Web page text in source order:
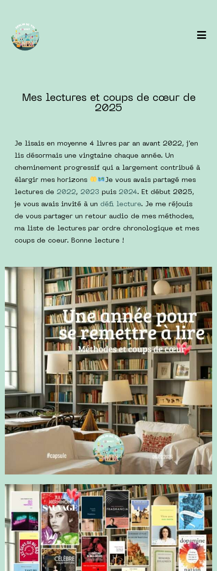
Mes lectures et coups de cœur de
2025
Je lisais en moyenne 4 livres par an avant 2022, j’en
lis désormais une vingtaine chaque année. Un
cheminement progressif qui a largement contribué à
élargir mes horizons
Je vous avais partagé mes
lectures de 2022, 2023 puis 2024. Et début 2025,
je vous avais invité à un défi lecture. Je me réjouis
de vous partager un retour audio de mes méthodes,
ma liste de lectures par ordre chronologique et mes
coups de coeur. Bonne lecture !